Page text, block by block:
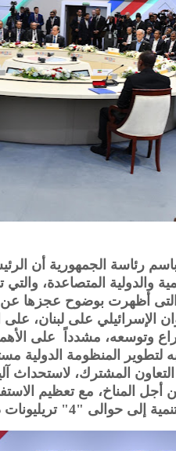
رئاسة الجمهورية أن
والدولية المتصاعدة،
التى أظهرت بوضوح عجزها عن
الإسرائيلي على لبنان،
وتوسعه، مشدداً على
به لتطوير المنظومة الدولية
المشترك، لاستحداث
المناخ، مع تعظيم
دولار فى الدول النامية.